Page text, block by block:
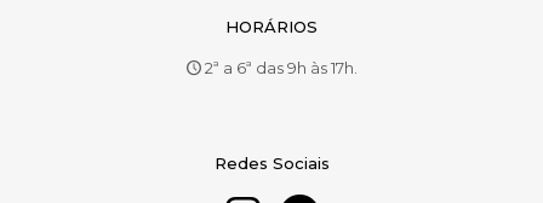
HORÁRIOS
2ª a 6ª das 9h às 17h.
Redes Sociais